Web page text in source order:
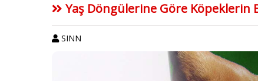
Yaş Döngülerine Göre Köpeklerin
SINN